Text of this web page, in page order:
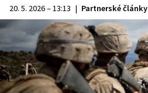
20. 5. 2026 – 13:13 | Partnerské články